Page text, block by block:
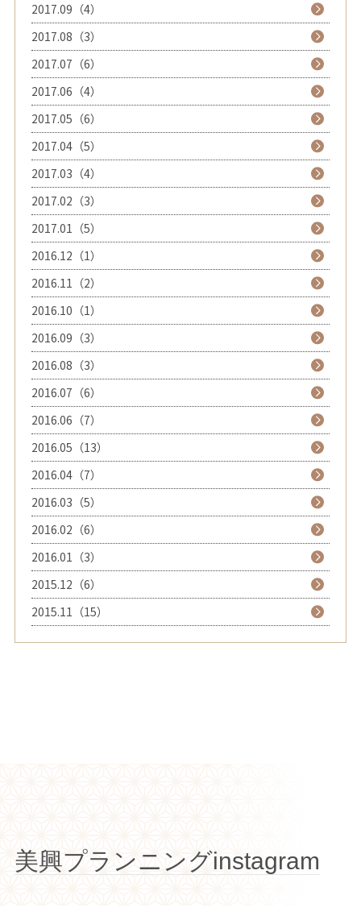
2017.09（4）
2017.08（3）
2017.07（6）
2017.06（4）
2017.05（6）
2017.04（5）
2017.03（4）
2017.02（3）
2017.01（5）
2016.12（1）
2016.11（2）
2016.10（1）
2016.09（3）
2016.08（3）
2016.07（6）
2016.06（7）
2016.05（13）
2016.04（7）
2016.03（5）
2016.02（6）
2016.01（3）
2015.12（6）
2015.11（15）
美興プランニングinstagram